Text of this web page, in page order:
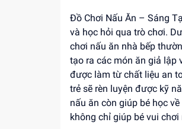
Đồ Chơi Nấu Ăn – Sáng
và học hỏi qua trò chơi.
chơi nấu ăn nhà bếp
tạo ra các món ăn giả lập
được làm từ chất liệu an
trẻ sẽ rèn luyện được kỹ
nấu ăn còn giúp bé học
không chỉ giúp bé vui